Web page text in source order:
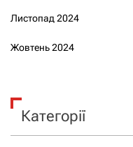
Листопад 2024
Жовтень 2024
Категорії